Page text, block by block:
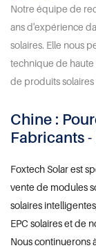
Notre équipe de
ans d'expérience
solaires. Elle nous
technique de haute
de produits
Chine :
Fabricants
Foxtech Solar est
vente de modules
solaires
EPC solaires et de
Nous continuerons